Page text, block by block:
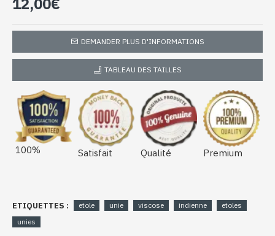
DEMANDER PLUS D'INFORMATIONS
TABLEAU DES TAILLES
100% Satisfait Qualité Premium
ETIQUETTES : etole unie viscose indienne
etoles
unies